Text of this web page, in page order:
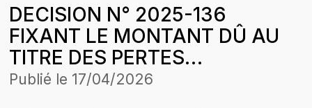
DECISION N° 2025-136
FIXANT LE MONTANT DÛ AU
TITRE DES PERTES
COMMERCIALES SUBIES PAR
Publié le 17/04/2026